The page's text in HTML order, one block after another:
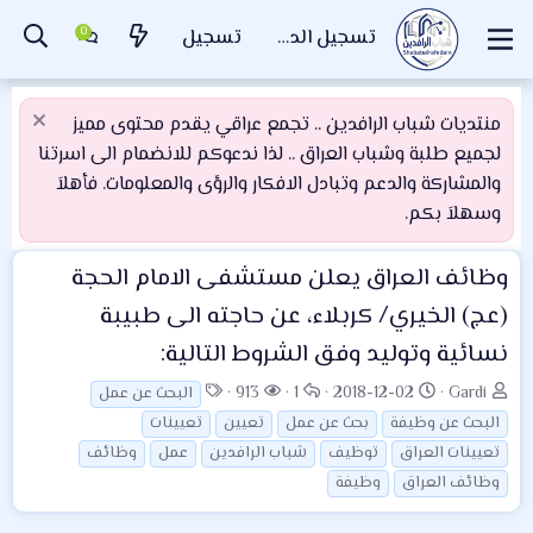
تسجيل الدخول تسجيل
منتديات شباب الرافدين .. تجمع عراقي يقدم محتوى مميز
لجميع طلبة وشباب العراق .. لذا ندعوكم للانضمام الى اسرتنا
والمشاركة والدعم وتبادل الافكار والرؤى والمعلومات. فأهلاَ
وسهلاَ بكم.
وظائف العراق يعلن مستشفى الامام الحجة
(عج) الخيري/ كربلاء، عن حاجته الى طبيبة
نسائية وتوليد وفق الشروط التالية:
ب
ا
د
ئ
ا
Gardi
ت
ا
ر
ي
خ
2018-12-02
ا
ل
ر
د
1
ا
ل
م
ش
913
ا
ل
و
س
البحث عن عمل
البحث عن وظيفة
بحث عن عمل تعيين
تعيينات
تعيينات العراق
توظيف شباب الرافدين عمل
وظائف
وظائف العراق
وظيفة